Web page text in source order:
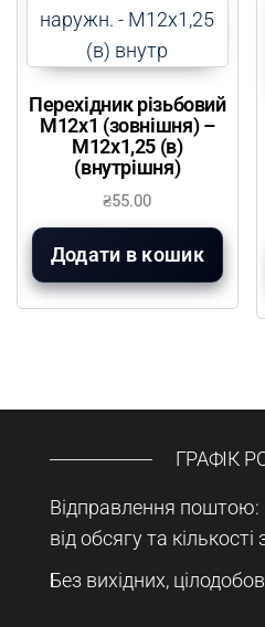
Перехідник різьбовий
М12х1 (зовнішня) –
М12х1,25 (в)
(внутрішня)
₴55.00
Додати в кошик
ГРАФІК
Відправлення поштою:
від обсягу та
Без вихідних,